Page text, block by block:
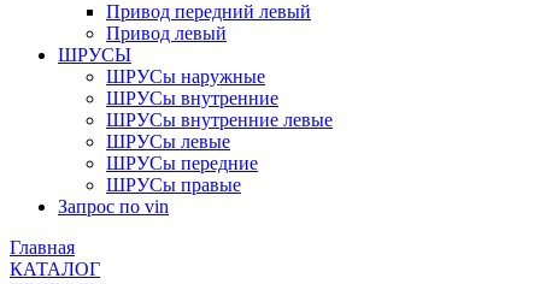
Привод передний левый
Привод левый
ШРУСЫ
ШРУСы наружные
ШРУСы внутренние
ШРУСы внутренние левые
ШРУСы левые
ШРУСы передние
ШРУСы правые
Запрос по vin
Главная
КАТАЛОГ